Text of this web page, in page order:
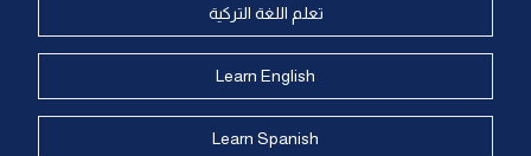
تعلم اللغة التركية
Learn English
Learn Spanish